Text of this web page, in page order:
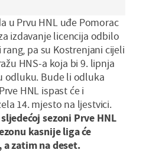
u Prvu HNL uđe Pomorac
izdavanje licencija odbilo
pa su Kostrenjani cijeli
HNS-a koja bi 9. lipnja
odluku. Bude li odluka
HNL ispast će i
14. mjesto na ljestvici.
sezoni Prve HNL
kasnije liga će
zatim na deset.